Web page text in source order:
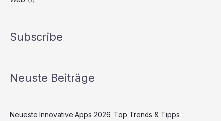
Subscribe
Neuste Beiträge
Neueste Innovative Apps 2026: Top Trends & Tipps